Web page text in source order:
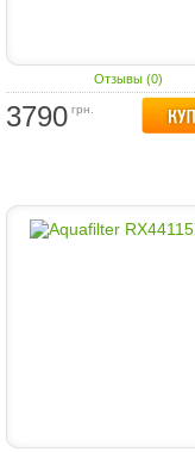
Отзывы (0)
3790 грн.